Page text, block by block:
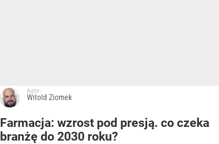
Autor:
Witold Ziomek
Farmacja: wzrost pod presją. co czeka
branżę do 2030 roku?